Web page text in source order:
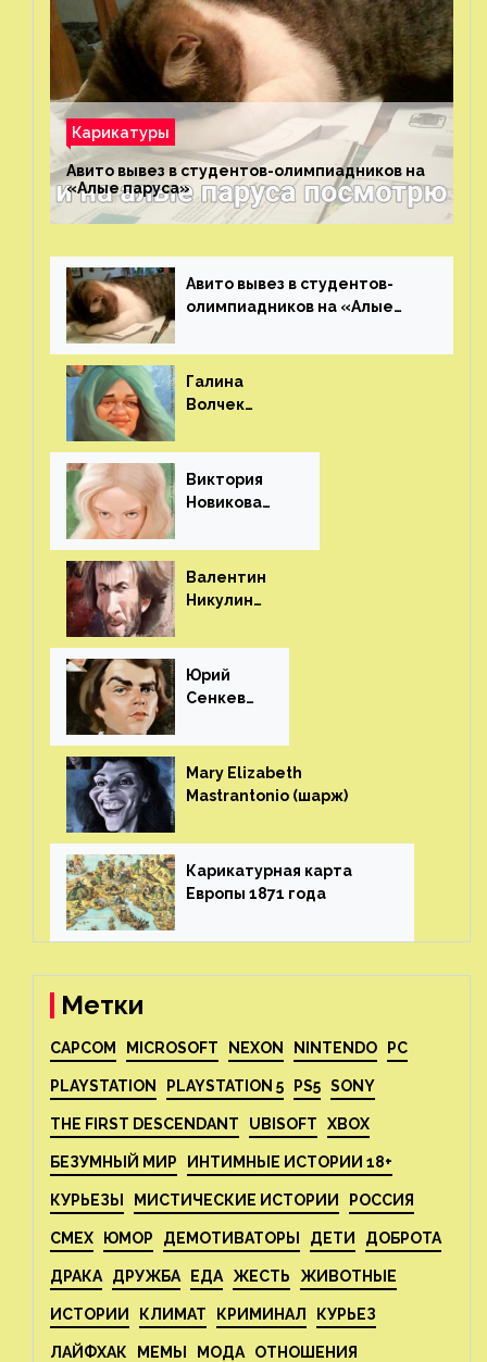
Карикатуры
Авито вывез в студентов-олимпиадников на
«Алые паруса»⁠⁠
Авито вывез в студентов-
олимпиадников на «Алые
Галина
Волчек
Виктория
Новикова
Валентин
Никулин
Юрий
Сенкеви
Mary Elizabeth
Mastrantonio (шарж)⁠⁠
Карикатурная карта
Европы 1871 года⁠⁠
Метки
CAPCOM MICROSOFT NEXON NINTENDO PC
PLAYSTATION PLAYSTATION 5 PS5 SONY
THE FIRST DESCENDANT UBISOFT XBOX
БЕЗУМНЫЙ МИР ИНТИМНЫЕ ИСТОРИИ 18+
КУРЬЕЗЫ МИСТИЧЕСКИЕ ИСТОРИИ РОССИЯ
СМЕХ ЮМОР ДЕМОТИВАТОРЫ ДЕТИ ДОБРОТА
ДРАКА ДРУЖБА ЕДА ЖЕСТЬ ЖИВОТНЫЕ
ИСТОРИИ КЛИМАТ КРИМИНАЛ КУРЬЕЗ
ЛАЙФХАК МЕМЫ МОДА ОТНОШЕНИЯ